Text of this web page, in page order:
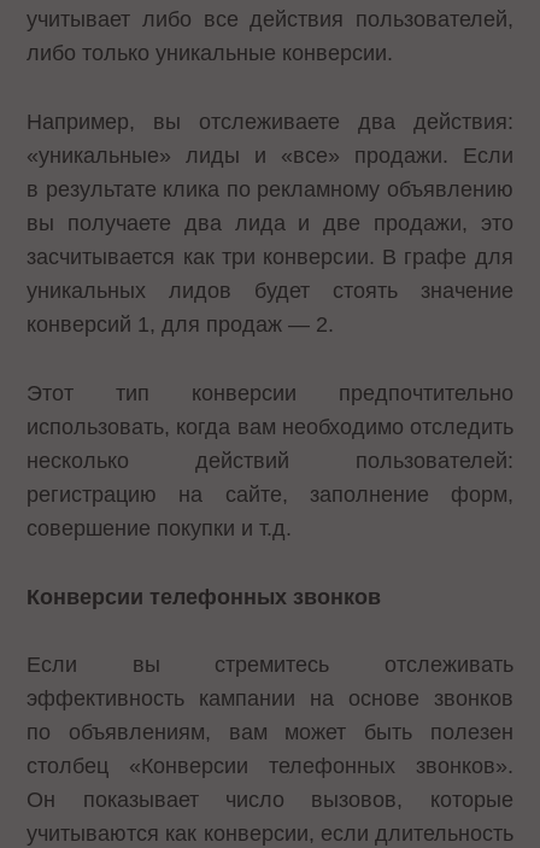
учитывает либо все действия пользователей,
либо только уникальные конверсии.
Например, вы отслеживаете два действия:
«уникальные» лиды и «все» продажи. Если
в результате клика по рекламному объявлению
вы получаете два лида и две продажи, это
засчитывается как три конверсии. В графе для
уникальных лидов будет стоять значение
конверсий 1, для продаж — 2.
Этот тип конверсии предпочтительно
использовать, когда вам необходимо отследить
несколько действий пользователей:
регистрацию на сайте, заполнение форм,
совершение покупки и т.д.
Конверсии телефонных звонков
Если вы стремитесь отслеживать
эффективность кампании на основе звонков
по объявлениям, вам может быть полезен
столбец «Конверсии телефонных звонков».
Он показывает число вызовов, которые
учитываются как конверсии, если длительность